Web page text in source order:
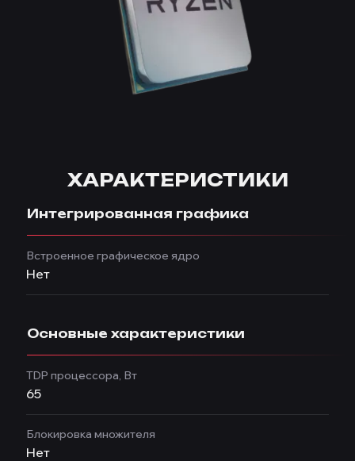
ХАРАКТЕРИСТИКИ
Интегрированная графика
Встроенное графическое ядро
Нет
Основные характеристики
TDP процессора, Вт
65
Блокировка множителя
Нет